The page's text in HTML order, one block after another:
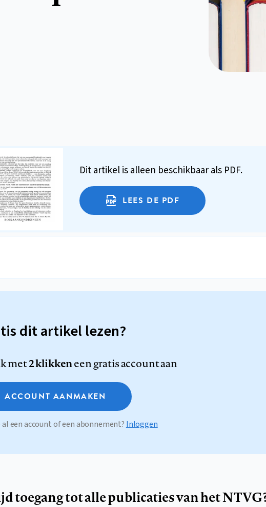
Dit artikel is alleen beschikbaar als PDF.
LEES DE PDF
dit artikel lezen?
met2 klikkeneen gratis account aan
ACCOUNT AANMAKEN
al een account of een abonnement? Inloggen
toegang tot alle publicaties van het